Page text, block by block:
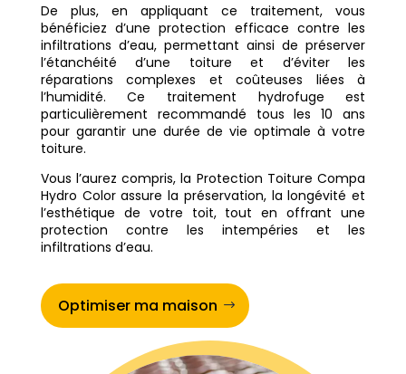
De plus, en appliquant ce traitement, vous
bénéficiez d’une protection efficace contre les
infiltrations d’eau, permettant ainsi de préserver
l’étanchéité d’une toiture et d’éviter les
réparations complexes et coûteuses liées à
l’humidité. Ce traitement hydrofuge est
particulièrement recommandé tous les 10 ans
pour garantir une durée de vie optimale à votre
toiture.
Vous l’aurez compris, la Protection Toiture Compa
Hydro Color assure la préservation, la longévité et
l’esthétique de votre toit, tout en offrant une
protection contre les intempéries et les
infiltrations d’eau.
Optimiser ma maison